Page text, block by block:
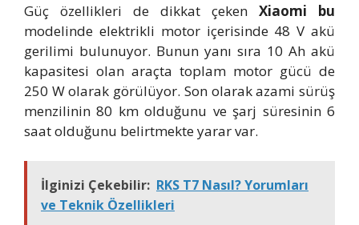
Güç özellikleri de dikkat çeken Xiaomi bu
modelinde elektrikli motor içerisinde 48 V akü
gerilimi bulunuyor. Bunun yanı sıra 10 Ah akü
kapasitesi olan araçta toplam motor gücü de
250 W olarak görülüyor. Son olarak azami sürüş
menzilinin 80 km olduğunu ve şarj süresinin 6
saat olduğunu belirtmekte yarar var.
İlginizi Çekebilir: RKS T7 Nasıl? Yorumları
ve Teknik Özellikleri